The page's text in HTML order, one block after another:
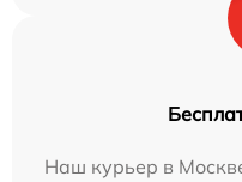
Наш курьер в